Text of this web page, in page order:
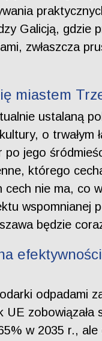
Galicją, gdzie
zwłaszcza
miastem
ustalaną
o trwałym
jego
którego
nie ma, co
będzie
odpadami
w 2035 r.,